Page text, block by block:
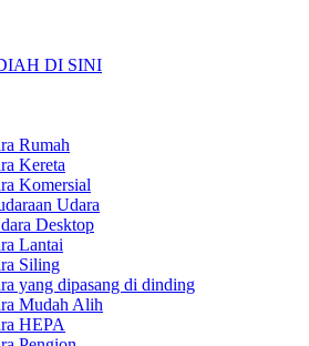
DI SINI
Rumah
Kereta
Komersial
Udara
Desktop
Lantai
Siling
yang dipasang di dinding
Mudah Alih
HEPA